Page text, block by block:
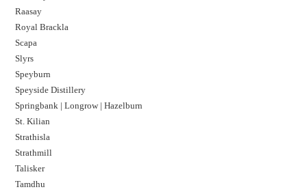
Raasay
Royal Brackla
Scapa
Slyrs
Speyburn
Speyside Distillery
Springbank | Longrow | Hazelburn
St. Kilian
Strathisla
Strathmill
Talisker
Tamdhu